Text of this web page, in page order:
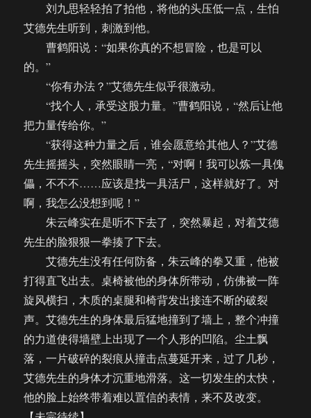
刘九思轻轻拍了拍他，将他的头压低一点，生怕
艾德先生听到，刺激到他。
曹鹤阳说：“如果你真的不想冒险，也是可以
的。”
“你有办法？”艾德先生似乎很激动。
“找个人，承受这股力量。”曹鹤阳说，“然后让他
把力量传给你。”
“获得这种力量之后，谁会愿意给其他人？”艾德
先生摇摇头，突然眼睛一亮，“对啊！我可以炼一具傀
儡，不不不……应该是找一具活尸，这样就好了。对
啊，我怎么没想到呢！”
朱云峰实在是听不下去了，突然暴起，对着艾德
先生的脸狠狠一拳揍了下去。
艾德先生没有任何防备，朱云峰的拳又重，他被
打得直飞出去。桌椅被他的身体所带动，仿佛被一阵
旋风横扫，木质的桌腿和椅背发出接连不断的破裂
声。艾德先生的身体最后猛地撞到了墙上，整个冲撞
的力道使得墙壁上出现了一个人形的凹陷。尘土飘
落，一片破碎的裂痕从撞击点蔓延开来，过了几秒，
艾德先生的身体才沉重地滑落。这一切发生的太快，
他的脸上始终带着难以置信的表情，来不及改变。